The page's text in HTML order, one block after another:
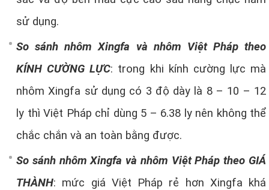
sử dụng.
So sánh nhôm Xingfa và nhôm Việt Pháp theo
KÍNH CƯỜNG LỰC: trong khi kính cường lực mà
nhôm Xingfa sử dụng có 3 độ dày là 8 – 10 – 12
ly thì Việt Pháp chỉ dùng 5 – 6.38 ly nên không thể
chắc chắn và an toàn bằng được.
So sánh nhôm Xingfa và nhôm Việt Pháp theo GIÁ
THÀNH: mức giá Việt Pháp rẻ hơn Xingfa khá